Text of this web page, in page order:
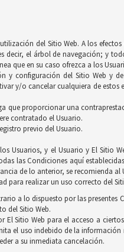
del Sitio Web. A los
el árbol de navegación; y
que en su caso ofrezca a los
configuración del Sitio Web y
y/o cancelar cualquiera de estos
que proporcionar una
contratado el Usuario.
previo del Usuario.
Usuarios, y el Usuario y El Sitio
las Condiciones aquí
de lo anterior, se recomienda al
realizar un uso correcto del
a lo dispuesto por las
del Sitio Web.
Sitio Web para el acceso a
el uso indebido de la
a su inmediata cancelación.